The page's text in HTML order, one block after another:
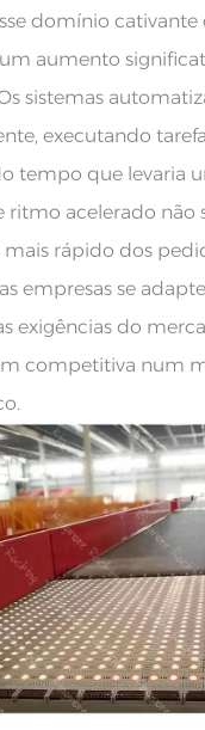
domínio
aumento
sistemas
executando
tempo que levaria
ritmo acelerado não
rápido dos
empresas se
exigências do
competitiva num